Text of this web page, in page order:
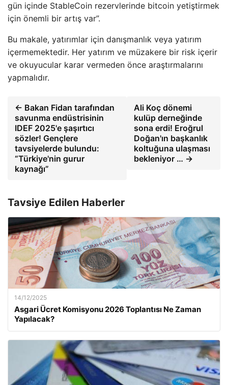
gün içinde StableCoin rezervlerinde bitcoin yetiştirmek
için önemli bir artış var”.
Bu makale, yatırımlar için danışmanlık veya yatırım
içermemektedir. Her yatırım ve müzakere bir risk içerir
ve okuyucular karar vermeden önce araştırmalarını
yapmalıdır.
← Bakan Fidan tarafından
savunma endüstrisinin
IDEF 2025'e şaşırtıcı
sözler! Gençlere
tavsiyelerde bulundu:
“Türkiye'nin gurur
kaynağı”
Ali Koç dönemi
kulüp derneğinde
sona erdi! Eroğrul
Doğan'ın başkanlık
koltuğuna ulaşması
bekleniyor … →
Tavsiye Edilen Haberler
14/12/2025
Asgari Ücret Komisyonu 2026 Toplantısı Ne Zaman
Yapılacak?